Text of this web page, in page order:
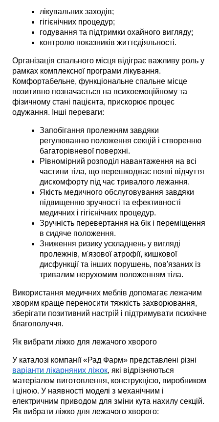
лікувальних заходів;
гігієнічних процедур;
годування та підтримки охайного вигляду;
контролю показників життєдіяльності.
Організація спального місця відіграє важливу роль у
рамках комплексної програми лікування.
Комфортабельне, функціональне спальне місце
позитивно позначається на психоемоційному та
фізичному стані пацієнта, прискорює процес
одужання. Інші переваги:
Запобігання пролежням завдяки
регулюванню положення секцій і створенню
багаторівневої поверхні.
Рівномірний розподіл навантаження на всі
частини тіла, що перешкоджає появі відчуття
дискомфорту під час тривалого лежання.
Якість медичного обслуговування завдяки
підвищенню зручності та ефективності
медичних і гігієнічних процедур.
Зручність перевертання на бік і переміщення
в сидяче положення.
Зниження ризику ускладнень у вигляді
пролежнів, м'язової атрофії, кишкової
дисфункції та інших порушень, пов'язаних із
тривалим нерухомим положенням тіла.
Використання медичних меблів допомагає лежачим
хворим краще переносити тяжкість захворювання,
зберігати позитивний настрій і підтримувати психічне
благополуччя.
Як вибрати ліжко для лежачого хворого
варіанти лікарняних ліжок, які відрізняються
матеріалом виготовлення, конструкцією, виробником
і ціною. У наявності моделі з механічним і
електричним приводом для зміни кута нахилу секцій.
Як вибрати ліжко для лежачого хворого: